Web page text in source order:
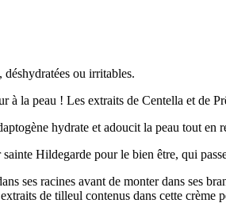
ou irritables.
la peau ! Les extraits de Centella et de
hydrate et adoucit la peau tout en
Hildegarde pour le bien être, qui
ses racines avant de monter dans ses
de tilleul contenus dans cette crème